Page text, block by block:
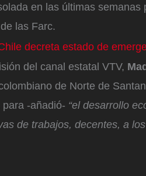
en las últimas
las Farc.
decreta estado de
del canal estatal VTV,
de Norte de
-añadió- “el desarrollo
de trabajos, decentes, a